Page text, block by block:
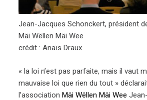
Jean-Jacques Schonckert, président
Mäi Wëllen Mäi Wee
crédit : Anaïs Draux
« la loi n’est pas parfaite, mais il vaut
mauvaise loi que rien du tout »
l’associationMäi Wëllen Mäi Wee